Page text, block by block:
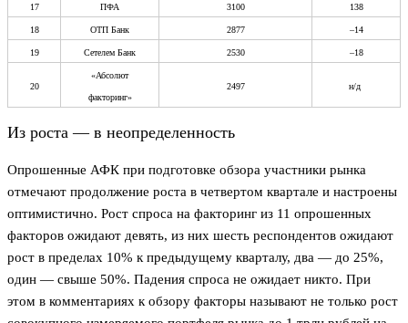
17 ПФА 3100 138
18 ОТП Банк 2877 –14
19 Сетелем Банк 2530 –18
20
«Абсолют
факторинг»
2497 н/д
Из роста — в неопределенность
Опрошенные АФК при подготовке обзора участники рынка
отмечают продолжение роста в четвертом квартале и настроены
оптимистично. Рост спроса на факторинг из 11 опрошенных
факторов ожидают девять, из них шесть респондентов ожидают
рост в пределах 10% к предыдущему кварталу, два — до 25%,
один — свыше 50%. Падения спроса не ожидает никто. При
этом в комментариях к обзору факторы называют не только рост